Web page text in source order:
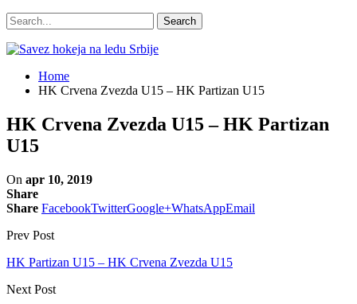
Home
HK Crvena Zvezda U15 – HK Partizan U15
HK Crvena Zvezda U15 – HK Partizan
U15
On apr 10, 2019
Share
Share FacebookTwitterGoogle+WhatsAppEmail
Prev Post
HK Partizan U15 – HK Crvena Zvezda U15
Next Post